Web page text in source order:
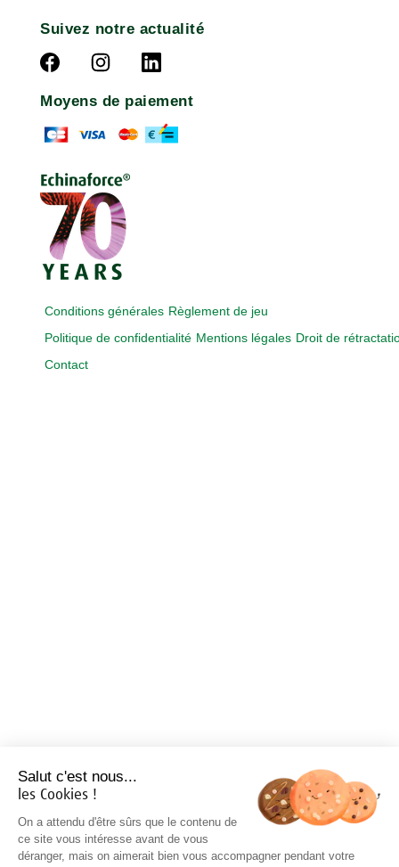
Suivez notre actualité
Moyens de paiement
Conditions générales Règlement de jeu
Politique de confidentialité Mentions légales Droit de
Contact
Salut c'est nous...
les Cookies !
On a attendu d'être sûrs que le contenu de
ce site vous intéresse avant de vous
déranger, mais on aimerait bien vous accompagner pendant votre